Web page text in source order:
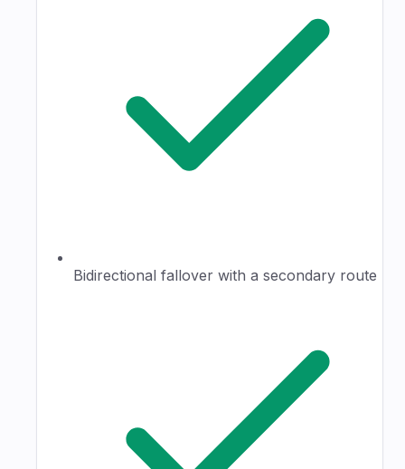
Bidirectional fallover with a secondary route